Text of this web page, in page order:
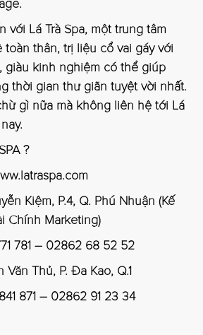
với Lá Trà Spa, một trung tâm
toàn thân, trị liệu cổ vai gáy với
giàu kinh nghiệm có thể giúp
thời gian thư giãn tuyệt vời nhất.
gì nữa mà không liên hệ tới Lá
?
Kiệm, P.4, Q. Phú Nhuận (Kế
Chính Marketing)
781 – 02862 68 52 52
Văn Thủ, P. Đa Kao, Q.1
871 – 02862 91 23 34